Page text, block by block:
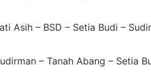
Asih – BSD – Setia Budi –
– Tanah Abang – Setia